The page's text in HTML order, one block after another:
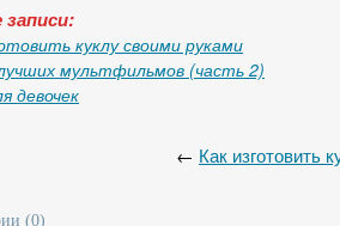
записи:
куклу своими руками
мультфильмов (часть 2)
девочек
← Как изготовить
(0)